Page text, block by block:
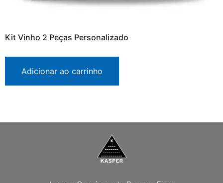
Kit Vinho 2 Peças Personalizado
Adicionar ao carrinho